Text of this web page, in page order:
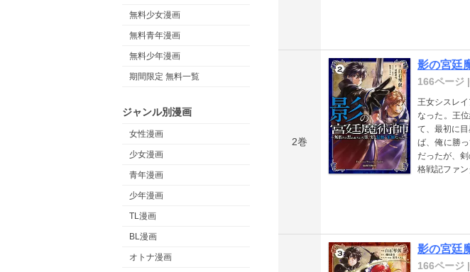
無料少女漫画
無料青年漫画
無料少年漫画
期間限定 無料一覧
ジャンル別漫画
女性漫画
少女漫画
青年漫画
少年漫画
TL漫画
BL漫画
オトナ漫画
2巻
影の宮廷
166ページ |
王女シスレ
なった。王
て、最初に
ば、俺に勝
だったが、
格戦記ファン
影の宮廷
166ページ |